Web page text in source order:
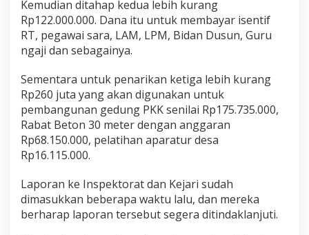
Kemudian ditahap kedua lebih kurang
Rp122.000.000. Dana itu untuk membayar isentif
RT, pegawai sara, LAM, LPM, Bidan Dusun, Guru
ngaji dan sebagainya.
Sementara untuk penarikan ketiga lebih kurang
Rp260 juta yang akan digunakan untuk
pembangunan gedung PKK senilai Rp175.735.000,
Rabat Beton 30 meter dengan anggaran
Rp68.150.000, pelatihan aparatur desa
Rp16.115.000.
Laporan ke Inspektorat dan Kejari sudah
dimasukkan beberapa waktu lalu, dan mereka
berharap laporan tersebut segera ditindaklanjuti.